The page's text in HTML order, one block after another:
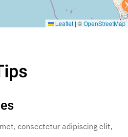
Leaflet | ©OpenStreetMap
consectetur adipiscing elit,